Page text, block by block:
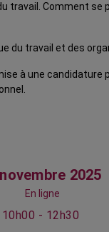
travail. Comment se
du travail et des
à une
2025
En ligne
10h00 - 12h30